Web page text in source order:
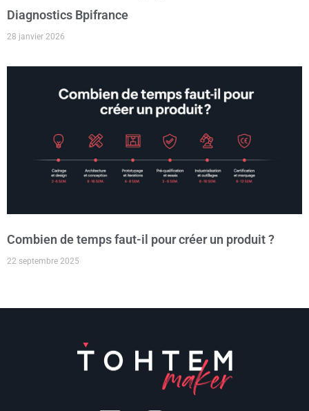
Diagnostics Bpifrance
28 janvier 2026
Combien de temps faut-il pour créer un produit ?
22 septembre 2025